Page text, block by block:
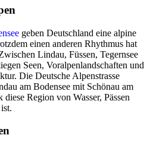
geben Deutschland eine alpine
einen anderen Rhythmus hat
Lindau, Füssen, Tegernsee
Seen, Voralpenlandschaften und
Die Deutsche Alpenstrasse
am Bodensee mit Schönau am
Region von Wasser, Pässen